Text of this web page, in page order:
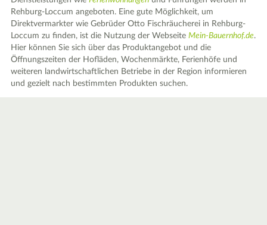
Rehburg-Loccum angeboten. Eine gute Möglichkeit, um
Direktvermarkter wie Gebrüder Otto Fischräucherei in Rehburg-
Loccum zu finden, ist die Nutzung der WebseiteMein-Bauernhof.de.
Hier können Sie sich über das Produktangebot und die
Öffnungszeiten der Hofläden, Wochenmärkte, Ferienhöfe und
weiteren landwirtschaftlichen Betriebe in der Region informieren
und gezielt nach bestimmten Produkten suchen.